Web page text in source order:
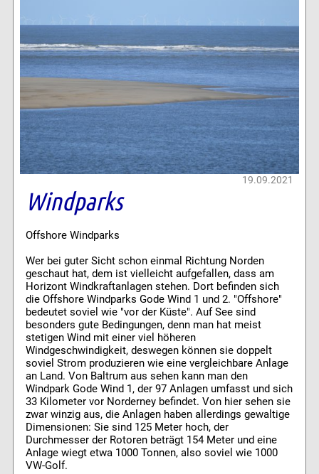
19.09.2021
Windparks
Offshore Windparks
Wer bei guter Sicht schon einmal Richtung Norden
geschaut hat, dem ist vielleicht aufgefallen, dass am
Horizont Windkraftanlagen stehen. Dort befinden sich
die Offshore Windparks Gode Wind 1 und 2. "Offshore"
bedeutet soviel wie "vor der Küste". Auf See sind
besonders gute Bedingungen, denn man hat meist
stetigen Wind mit einer viel höheren
Windgeschwindigkeit, deswegen können sie doppelt
soviel Strom produzieren wie eine vergleichbare Anlage
an Land. Von Baltrum aus sehen kann man den
Windpark Gode Wind 1, der 97 Anlagen umfasst und sich
33 Kilometer vor Norderney befindet. Von hier sehen sie
zwar winzig aus, die Anlagen haben allerdings gewaltige
Dimensionen: Sie sind 125 Meter hoch, der
Durchmesser der Rotoren beträgt 154 Meter und eine
Anlage wiegt etwa 1000 Tonnen, also soviel wie 1000
VW-Golf.